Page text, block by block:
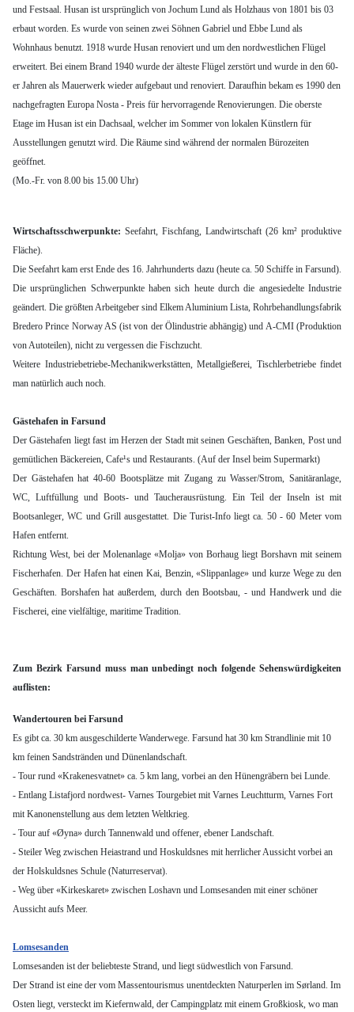
und Festsaal. Husan ist ursprünglich von Jochum Lund als Holzhaus von 1801 bis 03
erbaut worden. Es wurde von seinen zwei Söhnen Gabriel und Ebbe Lund als
Wohnhaus benutzt. 1918 wurde Husan renoviert und um den nordwestlichen Flügel
erweitert. Bei einem Brand 1940 wurde der älteste Flügel zerstört und wurde in den 60-
er Jahren als Mauerwerk wieder aufgebaut und renoviert. Daraufhin bekam es 1990 den
nachgefragten Europa Nosta - Preis für hervorragende Renovierungen. Die oberste
Etage im Husan ist ein Dachsaal, welcher im Sommer von lokalen Künstlern für
Ausstellungen genutzt wird. Die Räume sind während der normalen Bürozeiten
geöffnet.
(Mo.-Fr. von 8.00 bis 15.00 Uhr)
Wirtschaftsschwerpunkte: Seefahrt, Fischfang, Landwirtschaft (26 km² produktive
Fläche).
Die Seefahrt kam erst Ende des 16. Jahrhunderts dazu (heute ca. 50 Schiffe in Farsund).
Die ursprünglichen Schwerpunkte haben sich heute durch die angesiedelte Industrie
geändert. Die größten Arbeitgeber sind Elkem Aluminium Lista, Rohrbehandlungsfabrik
Bredero Prince Norway AS (ist von der Ölindustrie abhängig) und A-CMI (Produktion
von Autoteilen), nicht zu vergessen die Fischzucht.
Weitere Industriebetriebe-Mechanikwerkstätten, Metallgießerei, Tischlerbetriebe findet
man natürlich auch noch.
Gästehafen in Farsund
Der Gästehafen liegt fast im Herzen der Stadt mit seinen Geschäften, Banken, Post und
gemütlichen Bäckereien, Cafe¹s und Restaurants. (Auf der Insel beim Supermarkt)
Der Gästehafen hat 40-60 Bootsplätze mit Zugang zu Wasser/Strom, Sanitäranlage,
WC, Luftfüllung und Boots- und Taucherausrüstung. Ein Teil der Inseln ist mit
Bootsanleger, WC und Grill ausgestattet. Die Turist-Info liegt ca. 50 - 60 Meter vom
Hafen entfernt.
Richtung West, bei der Molenanlage «Molja» von Borhaug liegt Borshavn mit seinem
Fischerhafen. Der Hafen hat einen Kai, Benzin, «Slippanlage» und kurze Wege zu den
Geschäften. Borshafen hat außerdem, durch den Bootsbau, - und Handwerk und die
Fischerei, eine vielfältige, maritime Tradition.
Zum Bezirk Farsund muss man unbedingt noch folgende Sehenswürdigkeiten
auflisten:
Wandertouren bei Farsund
Es gibt ca. 30 km ausgeschilderte Wanderwege. Farsund hat 30 km Strandlinie mit 10
km feinen Sandstränden und Dünenlandschaft.
- Tour rund «Krakenesvatnet» ca. 5 km lang, vorbei an den Hünengräbern bei Lunde.
- Entlang Listafjord nordwest- Varnes Tourgebiet mit Varnes Leuchtturm, Varnes Fort
mit Kanonenstellung aus dem letzten Weltkrieg.
- Tour auf «Øyna» durch Tannenwald und offener, ebener Landschaft.
- Steiler Weg zwischen Heiastrand und Hoskuldsnes mit herrlicher Aussicht vorbei an
der Holskuldsnes Schule (Naturreservat).
- Weg über «Kirkeskaret» zwischen Loshavn und Lomsesanden mit einer schöner
Aussicht aufs Meer.
Lomsesanden
Lomsesanden ist der beliebteste Strand, und liegt südwestlich von Farsund.
Der Strand ist eine der vom Massentourismus unentdeckten Naturperlen im Sørland. Im
Osten liegt, versteckt im Kiefernwald, der Campingplatz mit einem Großkiosk, wo man